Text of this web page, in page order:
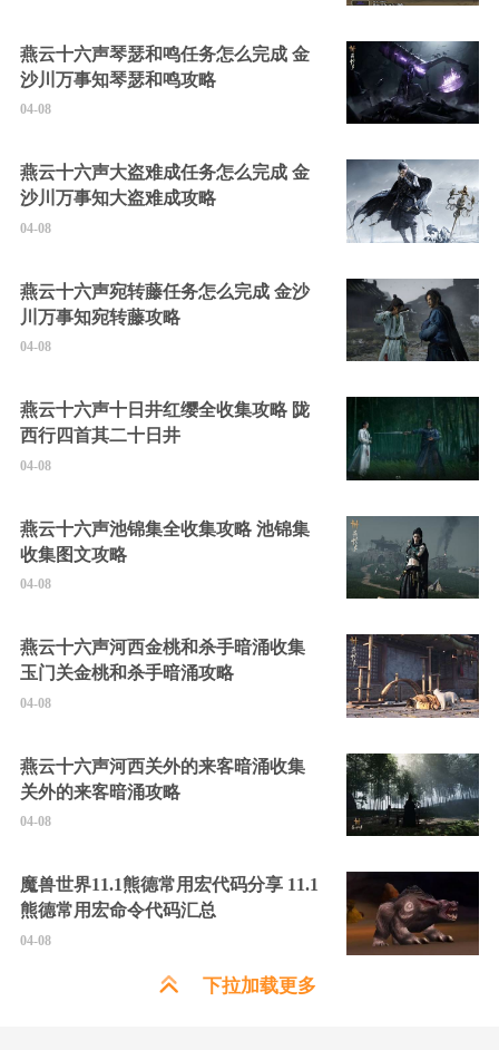
燕云十六声琴瑟和鸣任务怎么完成 金
沙川万事知琴瑟和鸣攻略
04-08
燕云十六声大盗难成任务怎么完成 金
沙川万事知大盗难成攻略
04-08
燕云十六声宛转藤任务怎么完成 金沙
川万事知宛转藤攻略
04-08
燕云十六声十日井红缨全收集攻略 陇
西行四首其二十日井
04-08
燕云十六声池锦集全收集攻略 池锦集
收集图文攻略
04-08
燕云十六声河西金桃和杀手暗涌收集
玉门关金桃和杀手暗涌攻略
04-08
燕云十六声河西关外的来客暗涌收集
关外的来客暗涌攻略
04-08
魔兽世界11.1熊德常用宏代码分享 11.1
熊德常用宏命令代码汇总
04-08
下拉加载更多